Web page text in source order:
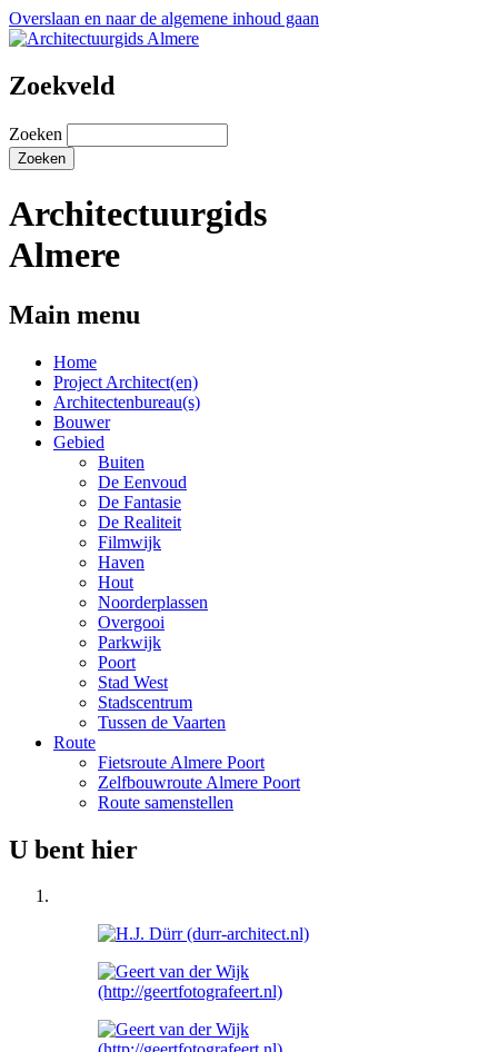
Overslaan en naar de algemene inhoud gaan
Zoekveld
Zoeken
Architectuurgids
Almere
Main menu
Home
Project Architect(en)
Architectenbureau(s)
Bouwer
Gebied
Buiten
De Eenvoud
De Fantasie
De Realiteit
Filmwijk
Haven
Hout
Noorderplassen
Overgooi
Parkwijk
Poort
Stad West
Stadscentrum
Tussen de Vaarten
Route
Fietsroute Almere Poort
Zelfbouwroute Almere Poort
Route samenstellen
U bent hier